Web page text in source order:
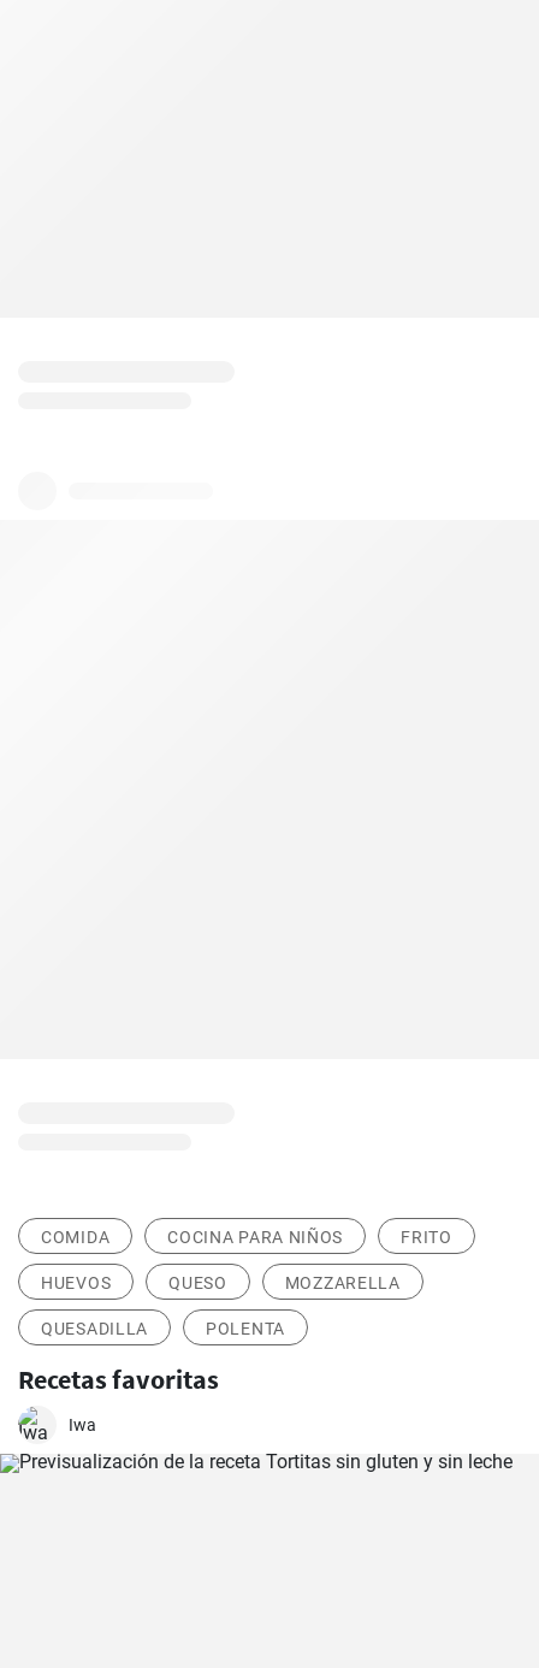
COMIDA COCINA PARA NIÑOS FRITO
HUEVOS QUESO MOZZARELLA
QUESADILLA POLENTA
Recetas favoritas
Iwa